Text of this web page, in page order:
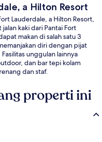
a Hilton Resort
Lauderdale, a Hilton Resort,
kaki dari Pantai Fort
makan di salah satu 3
diri dengan pijat
unggulan lainnya
dan bar tepi kolam
dan staf.
properti ini